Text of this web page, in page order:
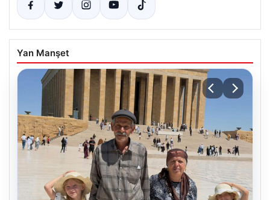
Yan Manşet